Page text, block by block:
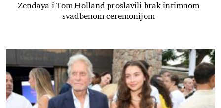
Zendaya i Tom Holland proslavili brak intimnom
svadbenom ceremonijom